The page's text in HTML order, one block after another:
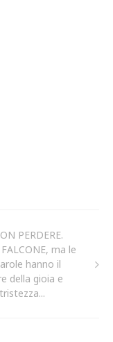
PERDERE.
ma le
hanno il
della gioia e